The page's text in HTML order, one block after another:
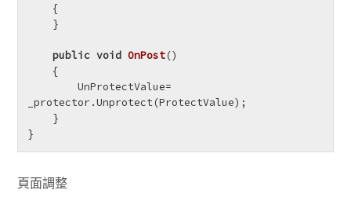
public void OnPost()
        UnProtectValue=
_protector.Unprotect(ProtectValue);
}
頁面調整